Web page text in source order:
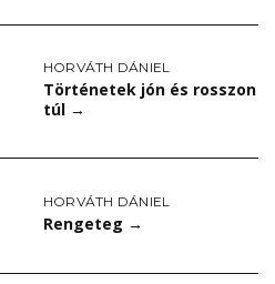
HORVÁTH DÁNIEL
Történetek jón és rosszon
túl →
HORVÁTH DÁNIEL
Rengeteg →